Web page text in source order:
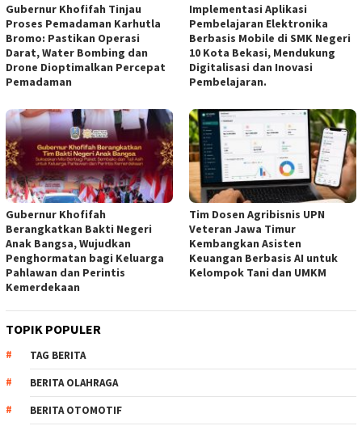
Gubernur Khofifah Tinjau
Proses Pemadaman Karhutla
Bromo: Pastikan Operasi
Darat, Water Bombing dan
Drone Dioptimalkan Percepat
Pemadaman
Implementasi Aplikasi
Pembelajaran Elektronika
Berbasis Mobile di SMK Negeri
10 Kota Bekasi, Mendukung
Digitalisasi dan Inovasi
Pembelajaran.
Gubernur Khofifah
Berangkatkan Bakti Negeri
Anak Bangsa, Wujudkan
Penghormatan bagi Keluarga
Pahlawan dan Perintis
Kemerdekaan
Tim Dosen Agribisnis UPN
Veteran Jawa Timur
Kembangkan Asisten
Keuangan Berbasis AI untuk
Kelompok Tani dan UMKM
TOPIK POPULER
TAG BERITA
BERITA OLAHRAGA
BERITA OTOMOTIF